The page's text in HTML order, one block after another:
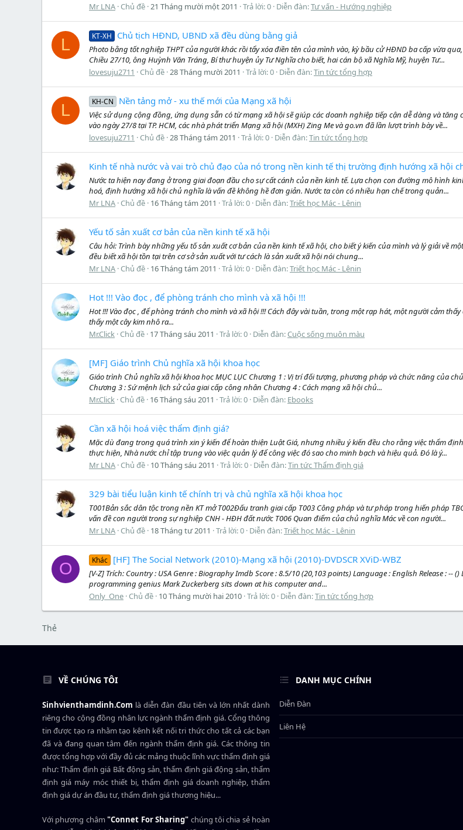
Mr LNA Chủ đề 21 Tháng mười một 2011 Trả lời: 0 Diễn đàn:Tư vấn - Hướng nghiệp
L KT-XH Chủ tịch HĐND, UBND xã đều dùng bằng giả
Photo bằng tốt nghiệp THPT của người khác rồi tẩy xóa điền tên của mình vào, kỳ bầu cử HĐND ba cấp vừa
Chiều 27/10, ông Huỳnh Văn Tráng, Bí thư huyện ủy Tư Nghĩa cho biết, hai cán bộ xã Nghĩa Mỹ, huyện Tư...
lovesuju2711
Chủ đề 28 Tháng mười 2011 Trả lời: 0 Diễn đàn:Tin tức tổng hợp
L KH-CN Nền tảng mở - xu thế mới của Mạng xã hội
Việc sử dụng cộng đồng, ứng dụng sẵn có từ mạng xã hội sẽ giúp các doanh nghiệp tiếp cận dễ dàng và
vào ngày 27/8 tại TP. HCM, các nhà phát triển Mạng xã hội (MXH) Zing Me và go.vn đã lần lượt trình bày về...
lovesuju2711
Chủ đề 28 Tháng tám 2011 Trả lời: 0 Diễn đàn:Tin tức tổng hợp
Kinh tế nhà nước và vai trò chủ đạo của nó trong nền kinh tế thị trường định hướng xã hội
Nước ta hiện nay đang ở trong giai đoạn đầu cho sự cất cánh của nền kinh tế. Lựa chọn con đường mô hình
hoá, định hướng xã hội chủ nghĩa là vấn đề không hề đơn giản. Nước ta còn có nhiều hạn chế trong quản...
Mr LNA Chủ đề 16 Tháng tám 2011 Trả lời: 0 Diễn đàn:Triết học Mác - Lênin
Yếu tố sản xuất cơ bản của nền kinh tế xã hội
Câu hỏi: Trình bày những yếu tố sản xuất cơ bản của nền kinh tế xã hội, cho biết ý kiến của mình và lý giải về
đều biết xã hội tồn tại trên cơ sở sản xuất với tư cách là sản xuất xã hội nói chung...
Mr LNA Chủ đề 16 Tháng tám 2011 Trả lời: 0 Diễn đàn:Triết học Mác - Lênin
Hot !!! Vào đọc , để phòng tránh cho mình và xã hội !!!
Hot !!! Vào đọc , để phòng tránh cho mình và xã hội !!! Cách đây vài tuần, trong một rạp hát, một người cảm
thấy một cây kim nhô ra...
Mr.Click Chủ đề 17 Tháng sáu 2011 Trả lời: 0 Diễn đàn:Cuộc sống muôn màu
[MF] Giáo trình Chủ nghĩa xã hội khoa học
Giáo trình Chủ nghĩa xã hội khoa học MỤC LỤC Chương 1 : Vị trí đối tượng, phương pháp và chức năng của
Chương 3 : Sứ mệnh lịch sử của giai cấp công nhân Chương 4 : Cách mạng xã hội chủ...
Mr.Click Chủ đề 16 Tháng sáu 2011 Trả lời: 0 Diễn đàn: Ebooks
Cần xã hội hoá việc thẩm định giá?
Mặc dù đang trong quá trình xin ý kiến để hoàn thiện Luật Giá, nhưng nhiều ý kiến đều cho rằng việc thẩm
thực hiện, Nhà nước chỉ tập trung vào việc quản lý để công việc đó sao cho minh bạch và hiệu quả. Đó là ý...
Mr LNA Chủ đề 10 Tháng sáu 2011 Trả lời: 0 Diễn đàn:Tin tức Thẩm định giá
329 bài tiểu luận kinh tế chính trị và chủ nghĩa xã hội khoa học
T001Bản sắc dân tộc trong nền KT mở T002Đấu tranh giai cấp T003 Công pháp và tư pháp trong hiến pháp
vấn đề con người trong sự nghiệp CNH - HĐH đất nước T006 Quan điểm của chủ nghĩa Mác về con người...
Mr LNA Chủ đề 18 Tháng tư 2011 Trả lời: 0 Diễn đàn:Triết học Mác - Lênin
O Khác [HF] The Social Network (2010)-Mạng xã hội (2010)-DVDSCR XViD-WBZ
[V-Z] Trích: Country : USA Genre : Biography Imdb Score : 8.5/10 (20,103 points) Language : English Release :
programming genius Mark Zuckerberg sits down at his computer and...
Only_One Chủ đề 10 Tháng mười hai 2010 Trả lời: 0 Diễn đàn:Tin tức tổng hợp
Thẻ
VỀ CHÚNG TÔI
Sinhvienthamdinh.Com là diễn đàn đầu tiên và lớn nhất dành
riêng cho cộng đồng nhân lực ngành thẩm định giá. Cổng thông
tin được tạo ra nhằm tạo kênh kết nối tri thức cho tất cả các bạn
đã và đang quan tâm đến ngành thẩm định giá. Các thông tin
được tổng hợp với đầy đủ các mảng thuộc lĩnh vực thẩm định giá
như: Thẩm định giá Bất động sản, thẩm định giá động sản, thẩm
định giá máy móc thiết bị, thẩm định giá doanh nghiệp, thẩm
định giá dự án đầu tư, thẩm định giá thương hiệu...
Với phương châm"Connet For Sharing" chúng tôi chia sẻ hoàn
DANH MỤC CHÍNH
Diễn Đàn
Liên Hệ